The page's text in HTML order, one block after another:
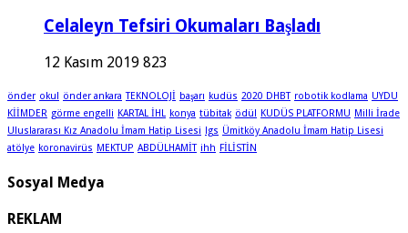
Celaleyn Tefsiri Okumaları Başladı
12 Kasım 2019 823
önder okul önder ankara TEKNOLOJİ başarı kudüs 2020 DHBT robotik kodlama UYDU
KİİMDER görme engelli KARTAL İHL konya tübitak ödül KUDÜS PLATFORMU Milli İrade
Uluslararası Kız Anadolu İmam Hatip Lisesi lgs Ümitköy Anadolu İmam Hatip Lisesi
atölye koronavirüs MEKTUP ABDÜLHAMİT ihh FİLİSTİN
Sosyal Medya
REKLAM